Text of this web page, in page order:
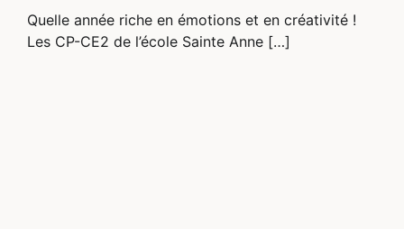
Quelle année riche en émotions et en créativité !
Les CP-CE2 de l’école Sainte Anne […]